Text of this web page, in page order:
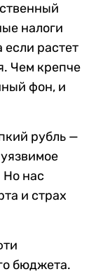
налоги
если растет
Чем крепче
фон, и
рубль —
Но нас
и страх
бюджета.